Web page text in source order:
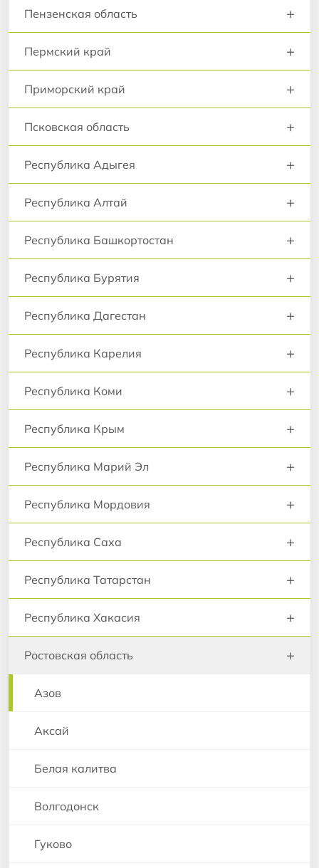
Пензенская область +
Пермский край +
Приморский край +
Псковская область +
Республика Адыгея +
Республика Алтай +
Республика Башкортостан +
Республика Бурятия +
Республика Дагестан +
Республика Карелия +
Республика Коми +
Республика Крым +
Республика Марий Эл +
Республика Мордовия +
Республика Саха +
Республика Татарстан +
Республика Хакасия +
Ростовская область +
Азов
Аксай
Белая калитва
Волгодонск
Гуково